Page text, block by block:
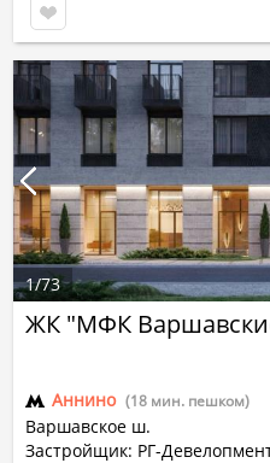
ЖК "МФК
Аннино (18 мин. пешком)
Варшавское ш.
Застройщик: РГ-
1/73